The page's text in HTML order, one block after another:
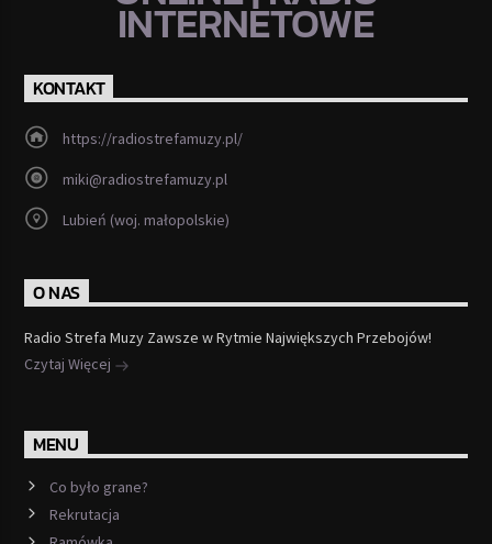
INTERNETOWE
KONTAKT
https://radiostrefamuzy.pl/
miki@radiostrefamuzy.pl
Lubień (woj. małopolskie)
O NAS
Radio Strefa Muzy Zawsze w Rytmie Największych Przebojów!
Czytaj Więcej
MENU
Co było grane?
Rekrutacja